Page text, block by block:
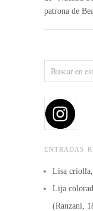
patrona de
ENTRADAS
Lisa
Lija
(Ranzani,